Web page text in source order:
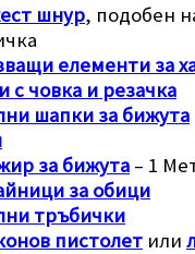
шнур, подобен
елементи за
с човка и резачка
шапки за бижута
за бижута – 1
за обици
тръбички
пистолет или